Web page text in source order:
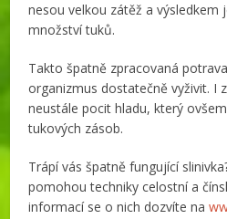
nesou velkou zátěž a výsledkem
množství tuků.
Takto špatně zpracovaná
organizmus dostatečně vyživit. I
neustále pocit hladu, který
tukových zásob.
Trápí vás špatně fungující
pomohou techniky celostní a
informací se o nich dozvíte na